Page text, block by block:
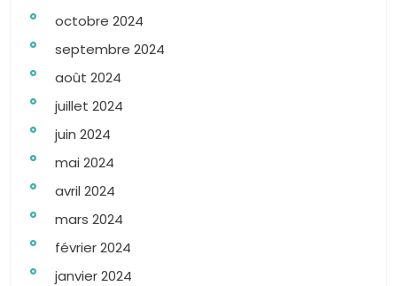
octobre 2024
septembre 2024
août 2024
juillet 2024
juin 2024
mai 2024
avril 2024
mars 2024
février 2024
janvier 2024